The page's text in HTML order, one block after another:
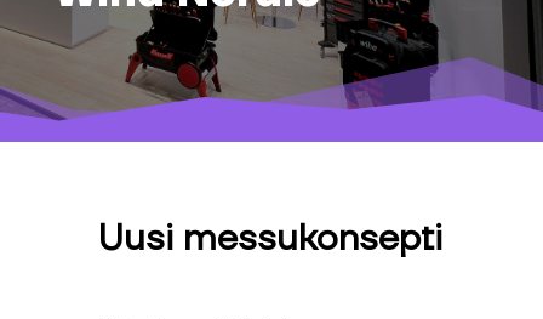
Uusi messukonsepti